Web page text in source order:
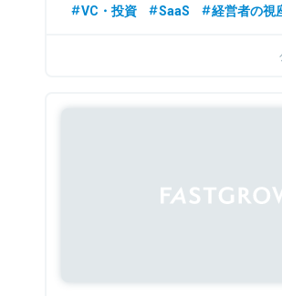
VC・投資 SaaS 経営者の視